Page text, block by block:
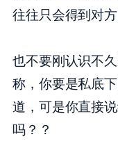
往往只会得到对
也不要刚认识不
称，你要是私底
道，可是你直接
吗？？